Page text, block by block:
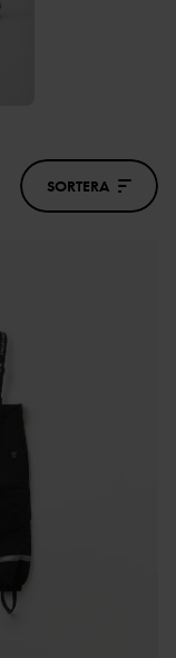
SORTERA